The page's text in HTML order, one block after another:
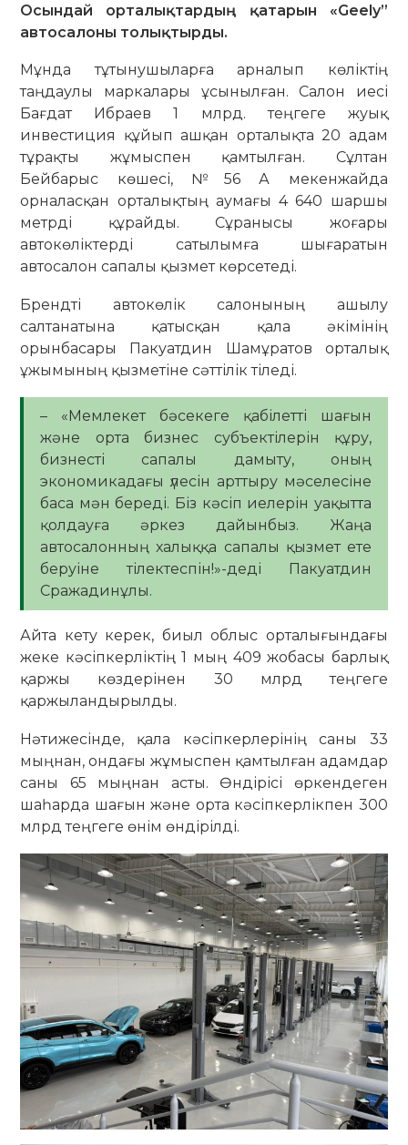
Осындай орталықтардың қатарын «Geely”
автосалоны толықтырды.
Мұнда тұтынушыларға арналып көліктің
таңдаулы маркалары ұсынылған. Салон иесі
Бағдат Ибраев 1 млрд. теңгеге жуық
инвестиция құйып ашқан орталықта 20 адам
тұрақты жұмыспен қамтылған. Сұлтан
Бейбарыс көшесі, №56 А мекенжайда
орналасқан орталықтың аумағы 4 640 шаршы
метрді құрайды. Сұранысы жоғары
автокөліктерді сатылымға шығаратын
автосалон сапалы қызмет көрсетеді.
Брендті автокөлік салонының ашылу
салтанатына қатысқан қала әкімінің
орынбасары Пакуатдин Шамұратов орталық
ұжымының қызметіне сәттілік тіледі.
– «Мемлекет бәсекеге қабілетті шағын
және орта бизнес субъектілерін құру,
бизнесті сапалы дамыту, оның
экономикадағы үлесін арттыру мәселесіне
баса мән береді. Біз кәсіп иелерін уақытта
қолдауға әркез дайынбыз. Жаңа
автосалонның халыққа сапалы қызмет ете
беруіне тілектеспін!»-деді Пакуатдин
Сражадинұлы.
Айта кету керек, биыл облыс орталығындағы
жеке кәсіпкерліктің 1 мың 409 жобасы барлық
қаржы көздерінен 30 млрд теңгеге
қаржыландырылды.
Нәтижесінде, қала кәсіпкерлерінің саны 33
мыңнан, ондағы жұмыспен қамтылған адамдар
саны 65 мыңнан асты. Өндірісі өркендеген
шаһарда шағын және орта кәсіпкерлікпен 300
млрд теңгеге өнім өндірілді.